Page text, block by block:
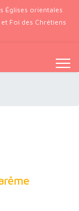
Églises orientales
Foi des Chrétiens